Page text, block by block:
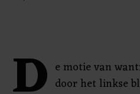
e motie van
door het linkse